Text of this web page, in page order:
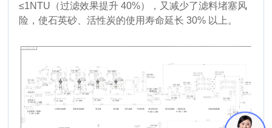
≤1NTU（过滤效果提升 40%），又减少了滤料堵塞风
险，使石英砂、活性炭的使用寿命延长 30% 以上。